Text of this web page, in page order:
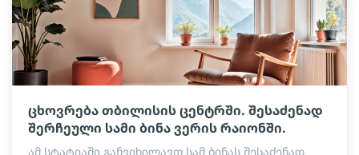
ცხოვრება თბილისის ცენტრში. შესაძენად
შერჩეული სამი ბინა ვერის რაიონში.
ამ სტატიაში განვიხილავთ სამ ბინას შესაძენად